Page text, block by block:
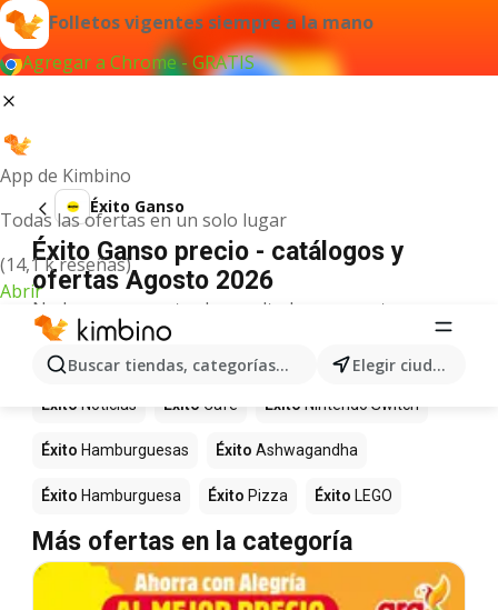
Folletos vigentes siempre a la mano
Agregar a Chrome - GRATIS
App de Kimbino
Todas las ofertas en un solo lugar
(14,1 k reseñas)
Abrir
Buscar tiendas, categorías, productos... Elegir ciudad
Éxito Ganso
Éxito Ganso precio - catálogos y
ofertas Agosto 2026
No hemos encontrado resultados para este
término.
Más productos en tiendas Éxito
Éxito Noticias Éxito Café Éxito Nintendo Switch
Éxito Hamburguesas Éxito Ashwagandha
Éxito Hamburguesa Éxito Pizza Éxito LEGO
Más ofertas en la categoría